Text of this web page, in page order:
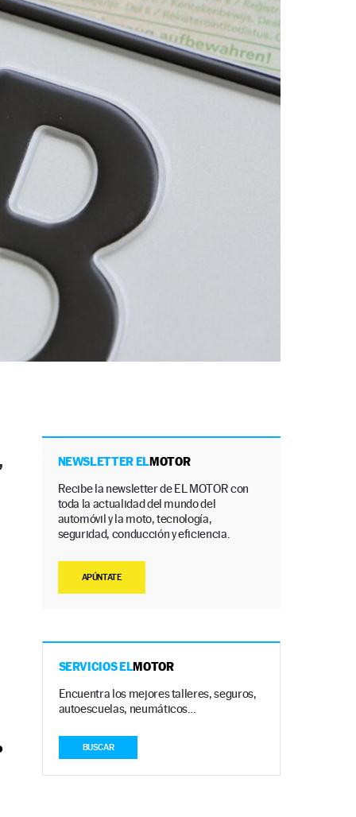
NEWSLETTER ELMOTOR
Recibe la newsletter de EL MOTOR con
toda la actualidad del mundo del
automóvil y la moto, tecnología,
seguridad, conducción y eficiencia.
APÚNTATE
SERVICIOS ELMOTOR
Encuentra los mejores talleres, seguros,
autoescuelas, neumáticos…
BUSCAR